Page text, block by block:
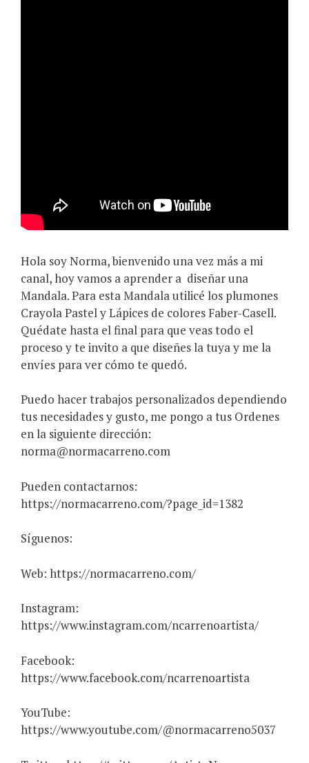
Hola soy Norma, bienvenido una vez más a mi
canal, hoy vamos a aprender a diseñar una
Mandala. Para esta Mandala utilicé los plumones
Crayola Pastel y Lápices de colores Faber-Casell.
Quédate hasta el final para que veas todo el
proceso y te invito a que diseñes la tuya y me la
envíes para ver cómo te quedó.
Puedo hacer trabajos personalizados dependiendo
tus necesidades y gusto, me pongo a tus Ordenes
en la siguiente dirección:
norma@normacarreno.com
Pueden contactarnos:
https://normacarreno.com/?page_id=1382
Síguenos:
Web: https://normacarreno.com/
Instagram:
https://www.instagram.com/ncarrenoartista/
Facebook:
https://www.facebook.com/ncarrenoartista
YouTube:
https://www.youtube.com/@normacarreno5037